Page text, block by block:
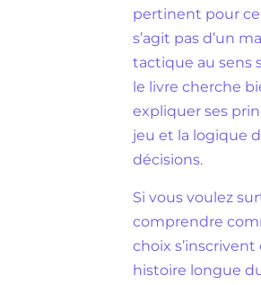
pertinent pour
s’agit pas d’un
tactique au sens
le livre cherche
expliquer ses
jeu et la logique
décisions.
Si vous voulez
comprendre
choix s’inscrivent
histoire longue